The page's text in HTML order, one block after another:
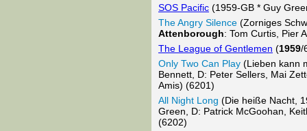
SOS Pacific (1959-GB * Guy
The Angry Silence (Zorniges
Attenborough: Tom Curtis, Pier
The League of Gentlemen (1959/
Only Two Can Play (Lieben kann
Bennett, D: Peter Sellers, Mai
Amis) (6201)
All Night Long (Die heiße Nacht,
Green, D: Patrick McGoohan,
(6202)